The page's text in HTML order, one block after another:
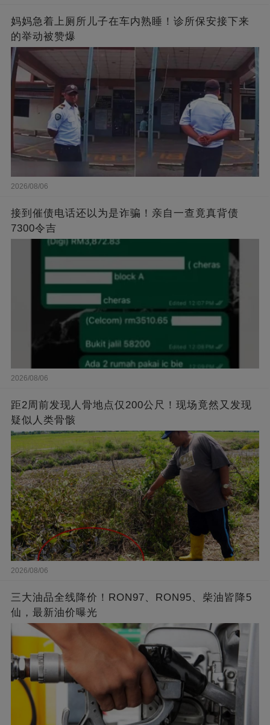
妈妈急着上厕所儿子在车内熟睡！诊所保安接下来
的举动被赞爆
2026/08/06
接到催债电话还以为是诈骗！亲自一查竟真背债
7300令吉
2026/08/06
距2周前发现人骨地点仅200公尺！现场竟然又发现
疑似人类骨骸
2026/08/06
三大油品全线降价！RON97、RON95、柴油皆降5
仙，最新油价曝光